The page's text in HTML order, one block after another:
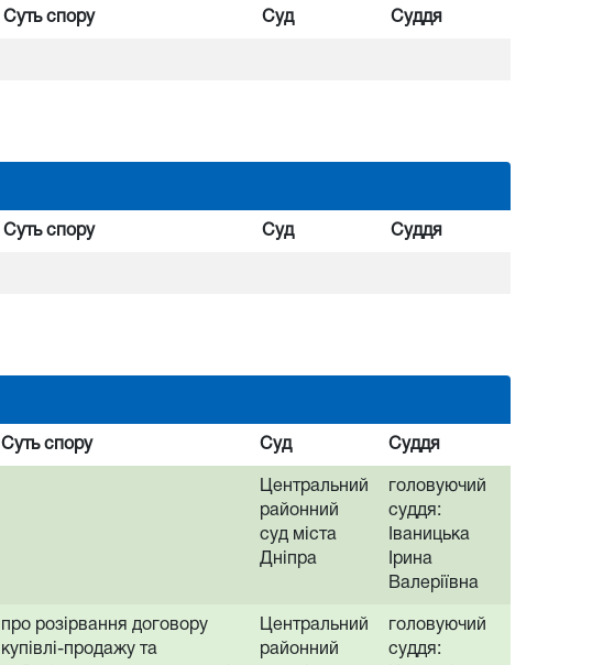
Суть спору Суд Суддя
Суть спору Суд Суддя
Суть спору Суд Суддя
Центральний
районний
суд міста
Дніпра
головуючий
суддя:
Іваницька
Ірина
Валеріївна
про розірвання договору
купівлі-продажу та
Центральний
районний
головуючий
суддя: